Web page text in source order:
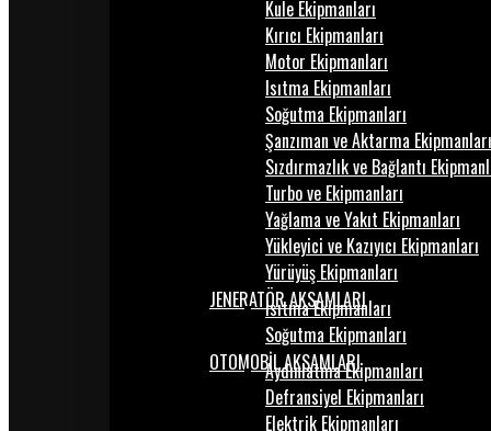
Kule Ekipmanları
Kırıcı Ekipmanları
Motor Ekipmanları
Isıtma Ekipmanları
Soğutma Ekipmanları
Şanzıman ve Aktarma Ekipmanları
Sızdırmazlık ve Bağlantı
Turbo ve Ekipmanları
Yağlama ve Yakıt Ekipmanları
Yükleyici ve Kazıyıcı Ekipmanları
Yürüyüş Ekipmanları
JENERATÖR AKSAMLARI
Isıtma Ekipmanları
Soğutma Ekipmanları
OTOMOBİL AKSAMLARI
Aydınlatma Ekipmanları
Defransiyel Ekipmanları
Elektrik Ekipmanları